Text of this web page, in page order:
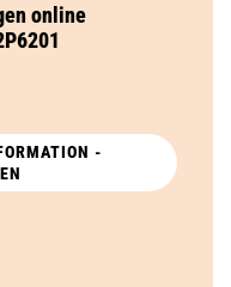
online
-